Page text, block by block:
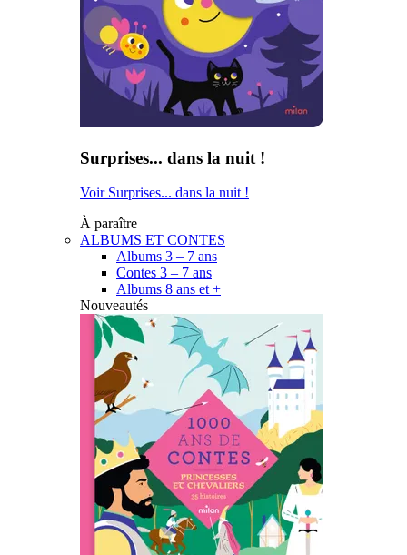
Surprises... dans la nuit !
Voir Surprises... dans la nuit !
À paraître
ALBUMS ET CONTES
Albums 3 – 7 ans
Contes 3 – 7 ans
Albums 8 ans et +
Nouveautés